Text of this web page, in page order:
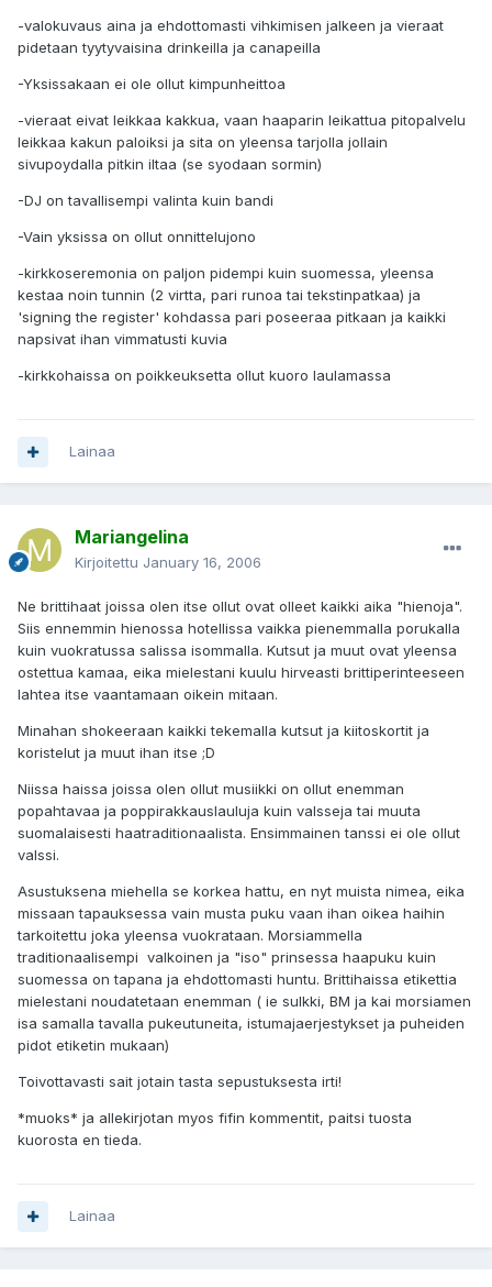
-valokuvaus aina ja ehdottomasti vihkimisen jalkeen ja vieraat
pidetaan tyytyvaisina drinkeilla ja canapeilla
-Yksissakaan ei ole ollut kimpunheittoa
-vieraat eivat leikkaa kakkua, vaan haaparin leikattua pitopalvelu
leikkaa kakun paloiksi ja sita on yleensa tarjolla jollain
sivupoydalla pitkin iltaa (se syodaan sormin)
-DJ on tavallisempi valinta kuin bandi
-Vain yksissa on ollut onnittelujono
-kirkkoseremonia on paljon pidempi kuin suomessa, yleensa
kestaa noin tunnin (2 virtta, pari runoa tai tekstinpatkaa) ja
'signing the register' kohdassa pari poseeraa pitkaan ja kaikki
napsivat ihan vimmatusti kuvia
-kirkkohaissa on poikkeuksetta ollut kuoro laulamassa
Lainaa
Mariangelina
Kirjoitettu January 16, 2006
Ne brittihaat joissa olen itse ollut ovat olleet kaikki aika "hienoja".
Siis ennemmin hienossa hotellissa vaikka pienemmalla porukalla
kuin vuokratussa salissa isommalla. Kutsut ja muut ovat yleensa
ostettua kamaa, eika mielestani kuulu hirveasti brittiperinteeseen
lahtea itse vaantamaan oikein mitaan.
Minahan shokeeraan kaikki tekemalla kutsut ja kiitoskortit ja
koristelut ja muut ihan itse ;D
Niissa haissa joissa olen ollut musiikki on ollut enemman
popahtavaa ja poppirakkauslauluja kuin valsseja tai muuta
suomalaisesti haatraditionaalista. Ensimmainen tanssi ei ole ollut
valssi.
Asustuksena miehella se korkea hattu, en nyt muista nimea, eika
missaan tapauksessa vain musta puku vaan ihan oikea haihin
tarkoitettu joka yleensa vuokrataan. Morsiammella
traditionaalisempi valkoinen ja "iso" prinsessa haapuku kuin
suomessa on tapana ja ehdottomasti huntu. Brittihaissa etikettia
mielestani noudatetaan enemman ( ie sulkki, BM ja kai morsiamen
isa samalla tavalla pukeutuneita, istumajaerjestykset ja puheiden
pidot etiketin mukaan)
Toivottavasti sait jotain tasta sepustuksesta irti!
*muoks* ja allekirjotan myos fifin kommentit, paitsi tuosta
kuorosta en tieda.
Lainaa